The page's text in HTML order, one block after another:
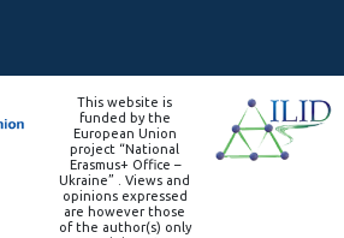
This website is
funded by the
European Union
project “National
Erasmus+ Office –
Ukraine” . Views and
opinions expressed
are however those
of the author(s) only